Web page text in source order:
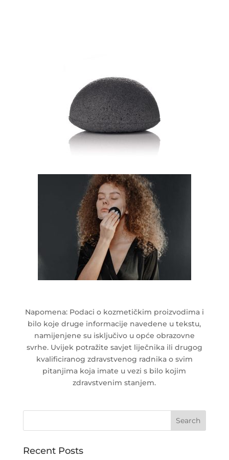
Napomena: Podaci o kozmetičkim proizvodima i
bilo koje druge informacije navedene u tekstu,
namijenjene su isključivo u opće obrazovne
svrhe. Uvijek potražite savjet liječnika ili drugog
kvalificiranog zdravstvenog radnika o svim
pitanjima koja imate u vezi s bilo kojim
zdravstvenim stanjem.
Recent Posts